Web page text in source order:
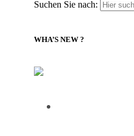
Suchen Sie nach:
WHA’S NEW ?